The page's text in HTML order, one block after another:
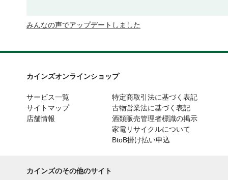
みんなの声でアップデートしました
カインズオンラインショップ
サービス一覧
サイトマップ
店舗情報
特定商取引法に基づく表記
古物営業法に基づく表記
酒類販売管理者標識の掲示
家電リサイクルについて
BtoB掛け払い申込
カインズのその他のサイト